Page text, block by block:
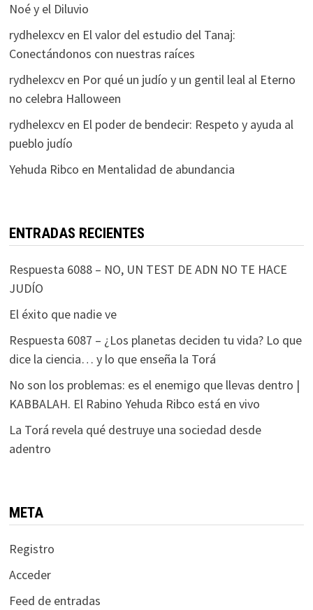
Noé y el Diluvio
rydhelexcven El valor del estudio del Tanaj:
Conectándonos con nuestras raíces
rydhelexcven Por qué un judío y un gentil leal al Eterno
no celebra Halloween
rydhelexcven El poder de bendecir: Respeto y ayuda al
pueblo judío
Yehuda Ribco en Mentalidad de abundancia
ENTRADAS RECIENTES
Respuesta 6088 – NO, UN TEST DE ADN NO TE HACE
JUDÍO
El éxito que nadie ve
Respuesta 6087 – ¿Los planetas deciden tu vida? Lo que
dice la ciencia… y lo que enseña la Torá
No son los problemas: es el enemigo que llevas dentro |
KABBALAH. El Rabino Yehuda Ribco está en vivo
La Torá revela qué destruye una sociedad desde
adentro
META
Registro
Acceder
Feed de entradas